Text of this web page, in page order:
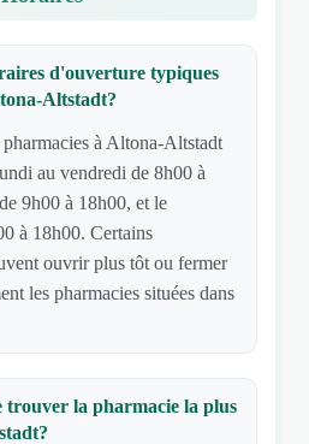
d'ouverture typiques
Altstadt?
à Altona-Altstadt
au vendredi de 8h00 à
9h00 à 18h00, et le
à 18h00. Certains
ouvrir plus tôt ou fermer
les pharmacies situées dans
trouver la pharmacie la plus